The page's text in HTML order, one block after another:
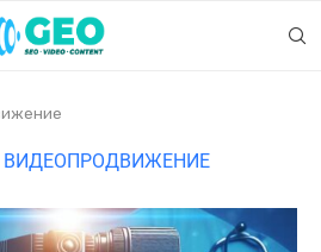
ВИДЕОПРОДВИЖЕНИЕ